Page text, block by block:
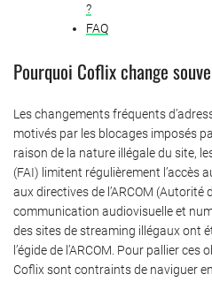
?
FAQ
Pourquoi Coflix change
Les changements fréquents
motivés par les blocages imposés
raison de la nature illégale du site,
(FAI) limitent régulièrement l’accès
aux directives de l’ARCOM (Autorité
communication audiovisuelle et
des sites de streaming illégaux ont
l’égide de l’ARCOM. Pour pallier
Coflix sont contraints de naviguer